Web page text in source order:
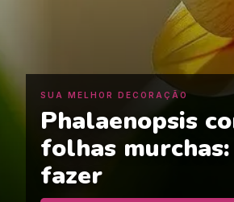
SUA MELHOR DECORAÇÃO
Phalaenopsis
folhas
fazer